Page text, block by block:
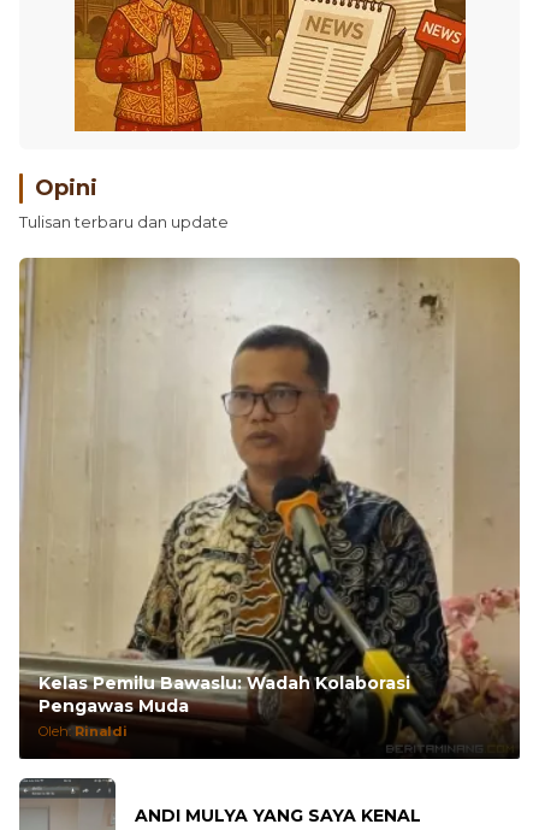
Opini
Tulisan terbaru dan update
Kelas Pemilu Bawaslu: Wadah Kolaborasi
Pengawas Muda
Oleh: Rinaldi
ANDI MULYA YANG SAYA KENAL